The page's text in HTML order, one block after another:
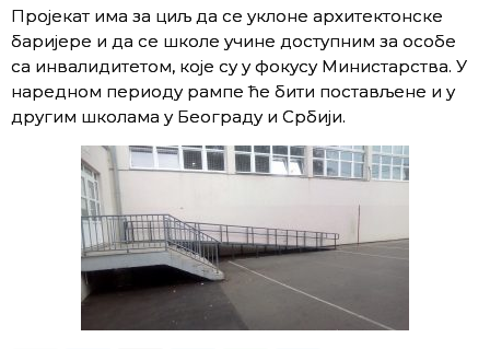
Пројекат има за циљ да се уклоне архитектонске
баријере и да се школе учине доступним за особе
са инвалидитетом, које су у фокусу Министарства. У
наредном периоду рампе ће бити постављене и у
другим школама у Београду и Србији.